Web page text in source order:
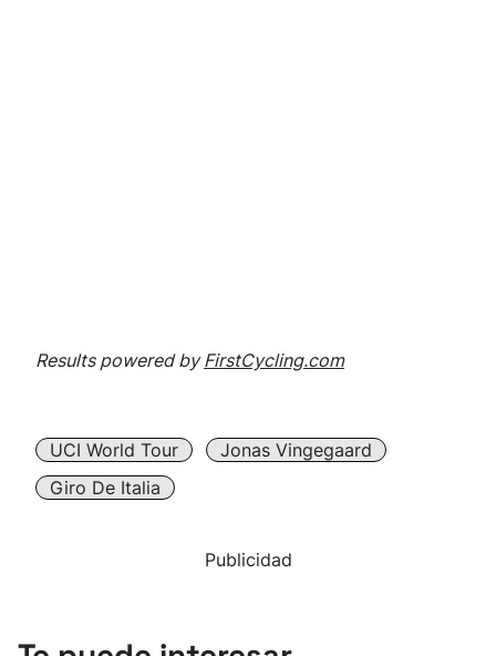
Results powered byFirstCycling.com
UCI World Tour
Jonas Vingegaard
Giro De Italia
Publicidad